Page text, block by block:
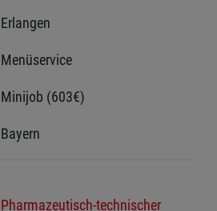
Erlangen
Menüservice
Minijob (603€)
Bayern
Pharmazeutisch-technischer